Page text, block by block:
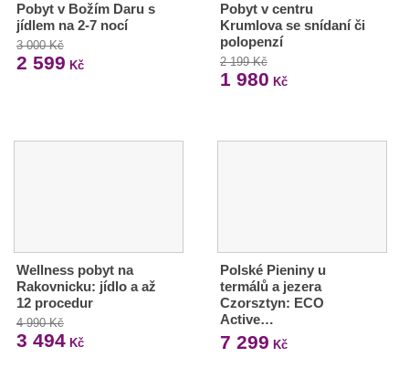
Pobyt v Božím Daru s
jídlem na 2-7 nocí
3 000 Kč
2 599 Kč
Pobyt v centru
Krumlova se snídaní či
polopenzí
2 199 Kč
1 980 Kč
Wellness pobyt na
Rakovnicku: jídlo a až
12 procedur
4 990 Kč
3 494 Kč
Polské Pieniny u
termálů a jezera
Czorsztyn: ECO
Active…
7 299 Kč